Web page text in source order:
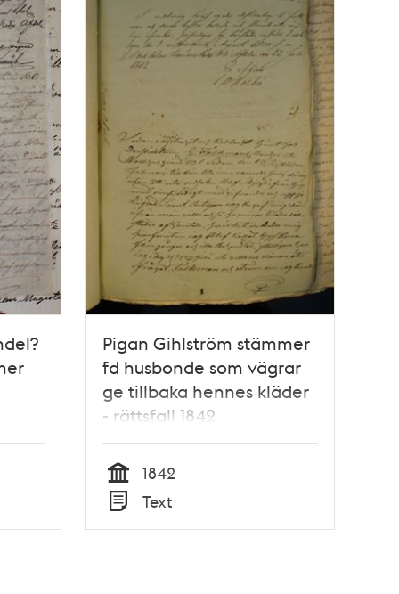
Pigan Gihlström stämmer
fd husbonde som vägrar
ge tillbaka hennes kläder
- rättsfall 1842
Tid
1842
Typ
Text